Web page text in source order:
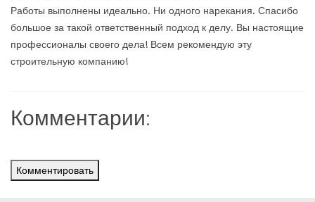
Работы выполнены идеально. Ни одного нарекания. Спасибо
большое за такой ответственный подход к делу. Вы настоящие
профессионалы своего дела! Всем рекомендую эту
строительную компанию!
Комментарии:
Комментировать